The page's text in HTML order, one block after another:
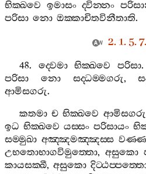
භික‍්ඛවෙ ඉමාසං ද‍්වින‍්නං
පරිසා නො ඔක‍්කාචිතවිනීතාති.
2. 1. 5. 7.
48. ද‍්වෙමා භික‍්ඛවෙ පරිසා
පරිසා
නො සද‍්ධම‍්මගරු,
ආමිසගරු.
කතමා ච භික‍්ඛවෙ ආමිසගරු
ඉධ භික‍්ඛවෙ යස‍්සං පරිසායං
සම‍්මුඛා අඤ‍්ඤමඤ‍්ඤස‍්ස
උභතොභාගවිමුත‍්තො, අසුකො
කායසක‍්ඛී, අසුකො